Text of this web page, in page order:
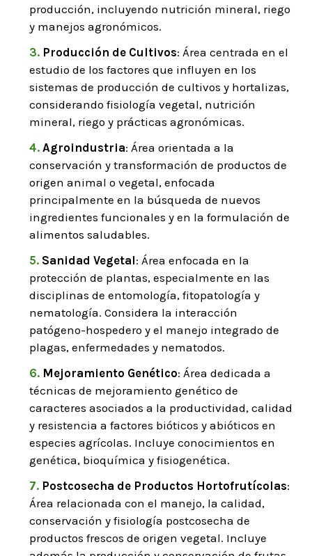
producción, incluyendo nutrición mineral, riego
y manejos agronómicos.
Producción de Cultivos: Área centrada en el
estudio de los factores que influyen en los
sistemas de producción de cultivos y hortalizas,
considerando fisiología vegetal, nutrición
mineral, riego y prácticas agronómicas.
Agroindustria: Área orientada a la
conservación y transformación de productos de
origen animal o vegetal, enfocada
principalmente en la búsqueda de nuevos
ingredientes funcionales y en la formulación de
alimentos saludables.
Sanidad Vegetal: Área enfocada en la
protección de plantas, especialmente en las
disciplinas de entomología, fitopatología y
nematología. Considera la interacción
patógeno-hospedero y el manejo integrado de
plagas, enfermedades y nematodos.
Mejoramiento Genético: Área dedicada a
técnicas de mejoramiento genético de
caracteres asociados a la productividad, calidad
y resistencia a factores bióticos y abióticos en
especies agrícolas. Incluye conocimientos en
genética, bioquímica y fisiogenética.
Postcosecha de Productos Hortofrutícolas:
Área relacionada con el manejo, la calidad,
conservación y fisiología postcosecha de
productos frescos de origen vegetal. Incluye